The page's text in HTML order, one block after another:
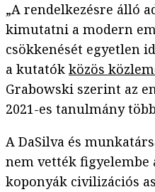
„A rendelkezésre álló
kimutatni a modern
csökkenését egyetlen
a kutatók közös
Grabowski szerint az
2021-es tanulmány
A DaSilva és
nem vették figyelembe
koponyák civilizációs